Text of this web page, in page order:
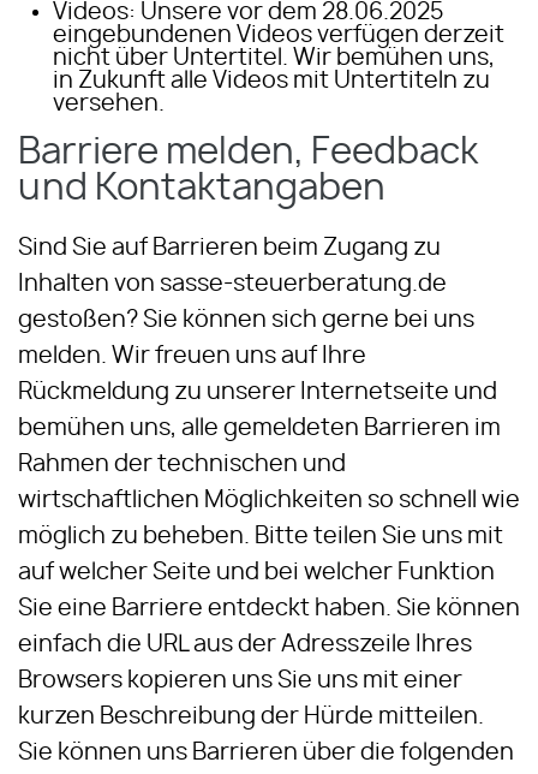
Videos: Unsere vor dem 28.06.2025
eingebundenen Videos verfügen derzeit
nicht über Untertitel. Wir bemühen uns,
in Zukunft alle Videos mit Untertiteln zu
versehen.
Barriere melden, Feedback
und Kontaktangaben
Sind Sie auf Barrieren beim Zugang zu
Inhalten von sasse-steuerberatung.de
gestoßen? Sie können sich gerne bei uns
melden. Wir freuen uns auf Ihre
Rückmeldung zu unserer Internetseite und
bemühen uns, alle gemeldeten Barrieren im
Rahmen der technischen und
wirtschaftlichen Möglichkeiten so schnell wie
möglich zu beheben. Bitte teilen Sie uns mit
auf welcher Seite und bei welcher Funktion
Sie eine Barriere entdeckt haben. Sie können
einfach die URL aus der Adresszeile Ihres
Browsers kopieren uns Sie uns mit einer
kurzen Beschreibung der Hürde mitteilen.
Sie können uns Barrieren über die folgenden